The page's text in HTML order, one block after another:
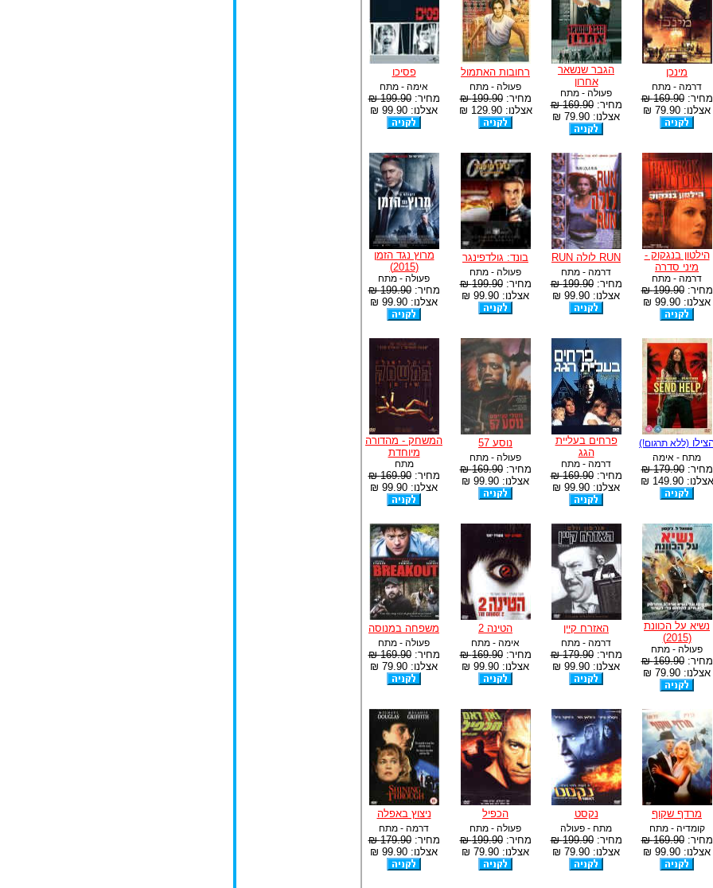
מינכן
דרמה - מתח
מחיר:169.90 ₪
אצלנו: 79.90 ₪
הגבר שנשאר
אחרון
פעולה - מתח
מחיר:169.90 ₪
אצלנו: 79.90 ₪
רחובות האתמול
פעולה - מתח
מחיר:199.90 ₪
אצלנו: 129.90 ₪
פסיכו
אימה - מתח
מחיר:199.90 ₪
אצלנו: 99.90 ₪
הילטון בנגקוק -
מיני סדרה
דרמה - מתח
מחיר:199.90 ₪
אצלנו: 99.90 ₪
RUN לולה RUN
דרמה - מתח
מחיר:199.90 ₪
אצלנו: 99.90 ₪
בונד: גולדפינגר
פעולה - מתח
מחיר:199.90 ₪
אצלנו: 99.90 ₪
מרוץ נגד הזמן
(2015)
פעולה - מתח
מחיר:199.90 ₪
אצלנו: 99.90 ₪
(ללא תרגום!)
מתח - אימה
מחיר:179.90 ₪
אצלנו: 149.90 ₪
פרחים בעליית
הגג
דרמה - מתח
מחיר:169.90 ₪
אצלנו: 99.90 ₪
נוסע 57
פעולה - מתח
מחיר:169.90 ₪
אצלנו: 99.90 ₪
המשחק - מהדורה
מיוחדת
מתח
מחיר:169.90 ₪
אצלנו: 99.90 ₪
נשיא על הכוונת
(2015)
פעולה - מתח
מחיר:169.90 ₪
אצלנו: 79.90 ₪
האזרח קיין
דרמה - מתח
מחיר:179.90 ₪
אצלנו: 99.90 ₪
הטינה 2
אימה - מתח
מחיר:169.90 ₪
אצלנו: 99.90 ₪
משפחה במנוסה
פעולה - מתח
מחיר:169.90 ₪
אצלנו: 79.90 ₪
מרדף שקוף
קומדיה - מתח
מחיר:169.90 ₪
אצלנו: 99.90 ₪
נקסט
מתח - פעולה
מחיר:199.90 ₪
אצלנו: 79.90 ₪
הכפיל
פעולה - מתח
מחיר:199.90 ₪
אצלנו: 79.90 ₪
ניצוץ באפלה
דרמה - מתח
מחיר:179.90 ₪
אצלנו: 99.90 ₪